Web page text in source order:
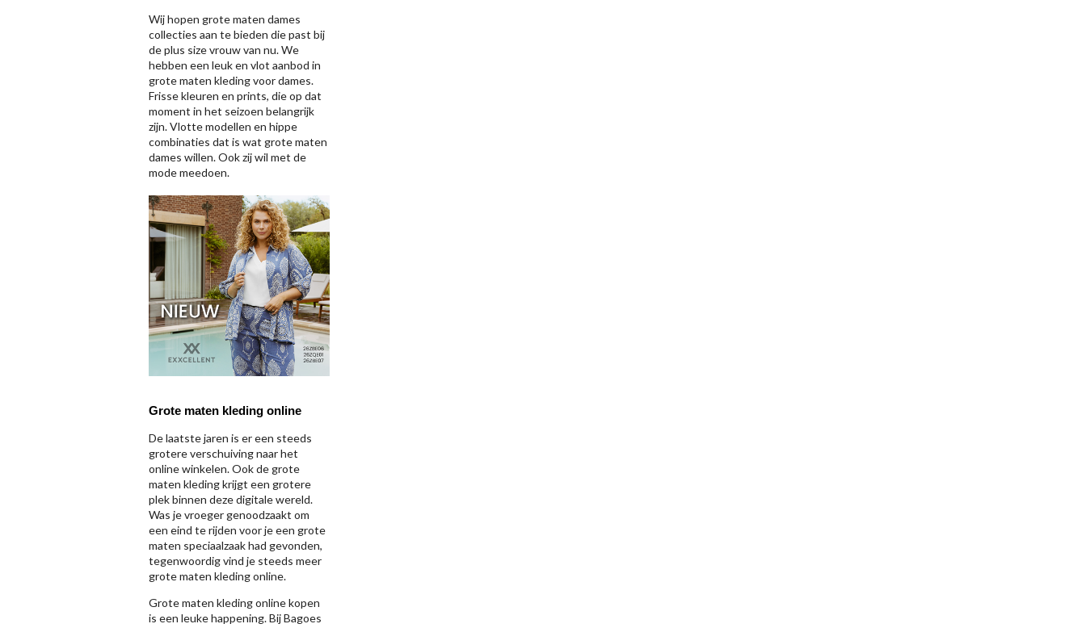
Wij hopen grote maten dames
collecties aan te bieden die past bij
de plus size vrouw van nu. We
hebben een leuk en vlot aanbod in
grote maten kleding voor dames.
Frisse kleuren en prints, die op dat
moment in het seizoen belangrijk
zijn. Vlotte modellen en hippe
combinaties dat is wat grote maten
dames willen. Ook zij wil met de
mode meedoen.
Grote maten kleding online
De laatste jaren is er een steeds
grotere verschuiving naar het
online winkelen. Ook de grote
maten kleding krijgt een grotere
plek binnen deze digitale wereld.
Was je vroeger genoodzaakt om
een eind te rijden voor je een grote
maten speciaalzaak had gevonden,
tegenwoordig vind je steeds meer
grote maten kleding online.
Grote maten kleding online kopen
is een leuke happening. Bij Bagoes